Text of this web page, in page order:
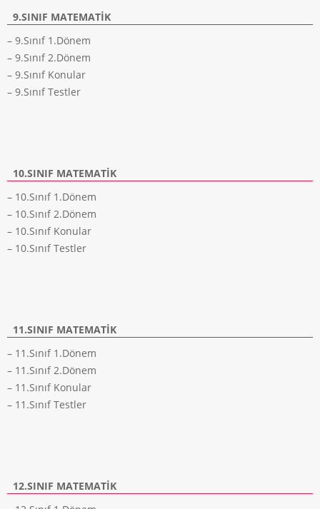
9.SINIF MATEMATIK
– 9.Sınıf 1.Dönem
– 9.Sınıf 2.Dönem
– 9.Sınıf Konular
– 9.Sınıf Testler
10.SINIF MATEMATIK
– 10.Sınıf 1.Dönem
– 10.Sınıf 2.Dönem
– 10.Sınıf Konular
– 10.Sınıf Testler
11.SINIF MATEMATIK
– 11.Sınıf 1.Dönem
– 11.Sınıf 2.Dönem
– 11.Sınıf Konular
– 11.Sınıf Testler
12.SINIF MATEMATIK